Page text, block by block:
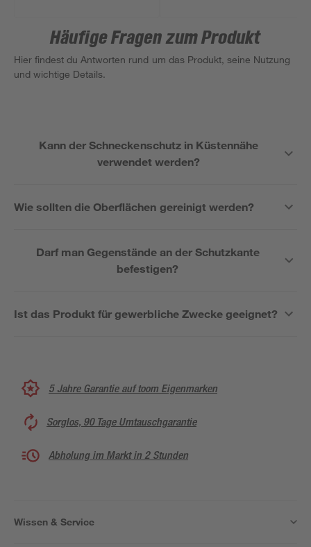
Häufige Fragen zum Produkt
Hier findest du Antworten rund um das Produkt, seine Nutzung
und wichtige Details.
Kann der Schneckenschutz in Küstennähe
verwendet werden?
Wie sollten die Oberflächen gereinigt werden?
Darf man Gegenstände an der Schutzkante
befestigen?
Ist das Produkt für gewerbliche Zwecke geeignet?
5 Jahre Garantie auf toom Eigenmarken
Sorglos, 90 Tage Umtauschgarantie
Abholung im Markt in 2 Stunden
Wissen & Service